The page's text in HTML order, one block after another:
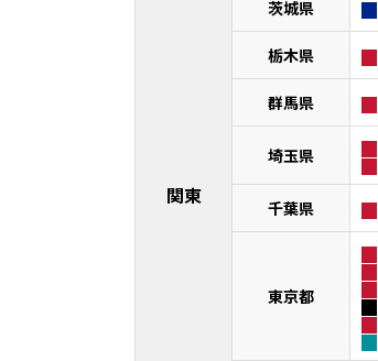
関東
茨城県
栃木県
群馬県
埼玉県
千葉県
東京都